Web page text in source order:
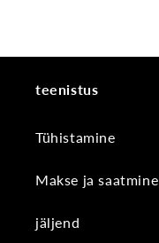
teenistus
Tühistamine
Makse ja saatmine
jäljend